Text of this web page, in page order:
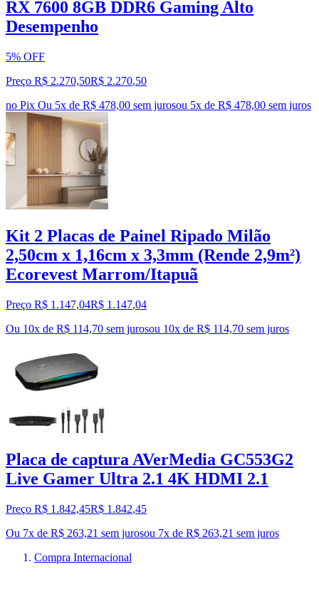
RX 7600 8GB DDR6 Gaming Alto
Desempenho
5% OFF
Preço R$ 2.270,50R$ 2.270,50
no Pix Ou 5x de R$ 478,00 sem jurosou 5x de R$ 478,00 sem juros
Kit 2 Placas de Painel Ripado Milão
2,50cm x 1,16cm x 3,3mm (Rende 2,9m²)
Ecorevest Marrom/Itapuã
Preço R$ 1.147,04R$ 1.147,04
Ou 10x de R$ 114,70 sem jurosou 10x de R$ 114,70 sem juros
Placa de captura AVerMedia GC553G2
Live Gamer Ultra 2.1 4K HDMI 2.1
Preço R$ 1.842,45R$ 1.842,45
Ou 7x de R$ 263,21 sem jurosou 7x de R$ 263,21 sem juros
Compra Internacional